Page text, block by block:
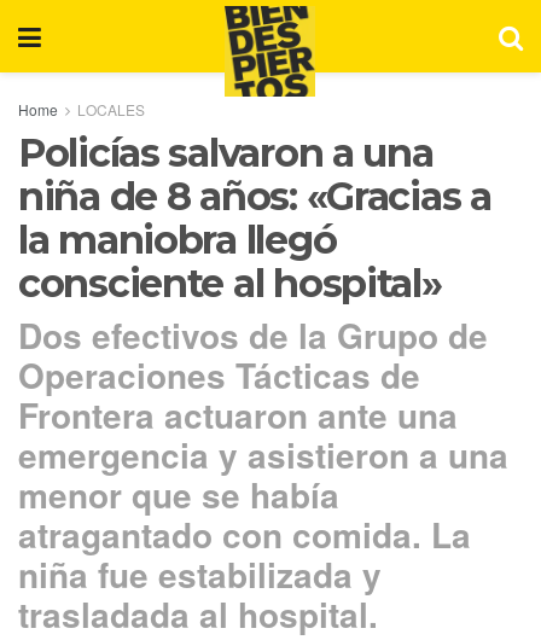
Home LOCALES
Policías salvaron a una
niña de 8 años: «Gracias a
la maniobra llegó
consciente al hospital»
Dos efectivos de la Grupo de
Operaciones Tácticas de
Frontera actuaron ante una
emergencia y asistieron a una
menor que se había
atragantado con comida. La
niña fue estabilizada y
trasladada al hospital.